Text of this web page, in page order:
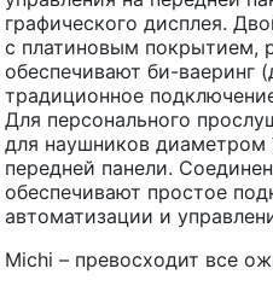
графического дисплея.
с платиновым покрытием,
обеспечивают би-ваеринг
традиционное
Для персонального
для наушников
передней панели.
обеспечивают простое
автоматизации и
Michi – превосходит все